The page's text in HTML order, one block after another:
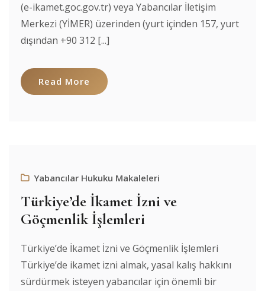
(e-ikamet.goc.gov.tr) veya Yabancılar İletişim
Merkezi (YİMER) üzerinden (yurt içinden 157, yurt
dışından +90 312 [...]
Read More
Yabancılar Hukuku Makaleleri
Türkiye’de İkamet İzni ve
Göçmenlik İşlemleri
Türkiye’de İkamet İzni ve Göçmenlik İşlemleri
Türkiye’de ikamet izni almak, yasal kalış hakkını
sürdürmek isteyen yabancılar için önemli bir